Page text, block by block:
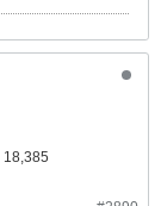
18,385